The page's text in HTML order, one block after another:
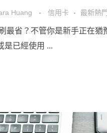
Huang 信用卡 最新熱門
最省？不管你是新手正在猶
是已經使用 ...